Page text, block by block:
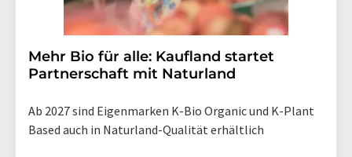
Mehr Bio für alle: Kaufland startet
Partnerschaft mit Naturland
Ab 2027 sind Eigenmarken K-Bio Organic und K-Plant
Based auch in Naturland-Qualität erhältlich